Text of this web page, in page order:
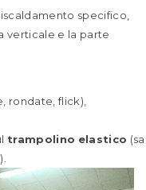
specifico,
verticale e la parte
rondate, flick),
trampolino elastico